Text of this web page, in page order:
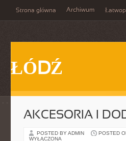
Strona główna Archiwum
ŁÓDŹ
AKCESORIA I
POSTED BY ADMIN POSTED
WYŁĄCZONA